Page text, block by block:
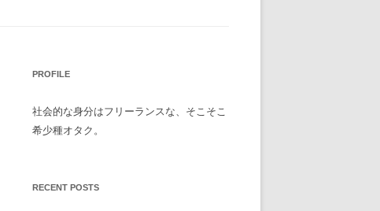
PROFILE
社会的な身分はフリーランスな、そこそこ
希少種オタク。
RECENT POSTS